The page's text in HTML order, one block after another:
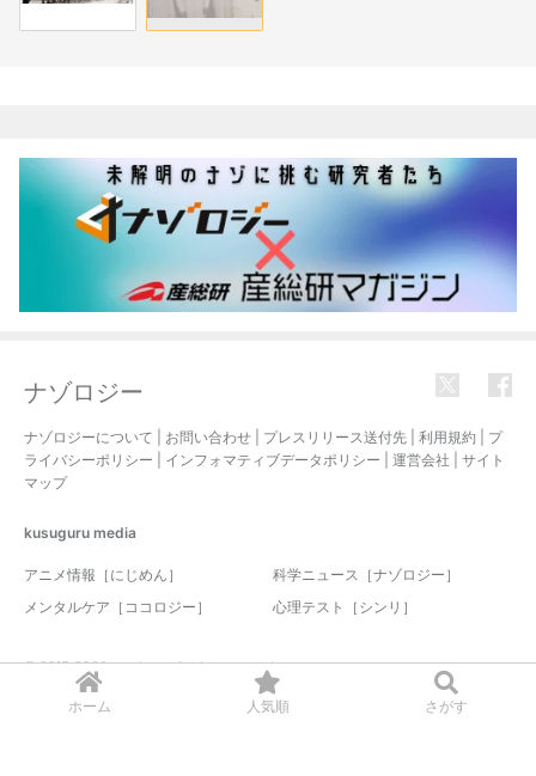
ホーム 人気順 さがす
ナゾロジー
ナゾロジーについて お問い合わせ プレスリリース送付先 利用規約
プ
ライバシーポリシー
インフォマティブデータポリシー 運営会社
サイト
マップ
kusuguru media
アニメ情報［にじめん］
科学ニュース［ナゾロジー］
メンタルケア［ココロジー］
心理テスト［シンリ］
© 2017-2026 nazology. all rights reserved.